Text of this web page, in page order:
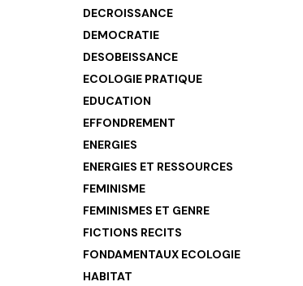
DECROISSANCE
DEMOCRATIE
DESOBEISSANCE
ECOLOGIE PRATIQUE
EDUCATION
EFFONDREMENT
ENERGIES
ENERGIES ET RESSOURCES
FEMINISME
FEMINISMES ET GENRE
FICTIONS RECITS
FONDAMENTAUX ECOLOGIE
HABITAT